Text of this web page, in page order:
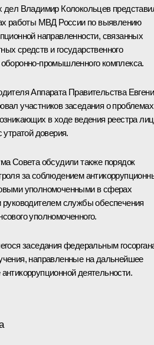
дел Владимир Колокольцев
работы МВД России по выявлению
направленности, связанных
средств и государственного
промышленного комплекса.
Аппарата Правительства
участников заседания о проблемах
в ходе ведения реестра
доверия.
Совета обсудили также порядок
за соблюдением
уполномоченными в сферах
службы обеспечения
уполномоченного.
заседания федеральным
направленные на дальнейшее
деятельности.